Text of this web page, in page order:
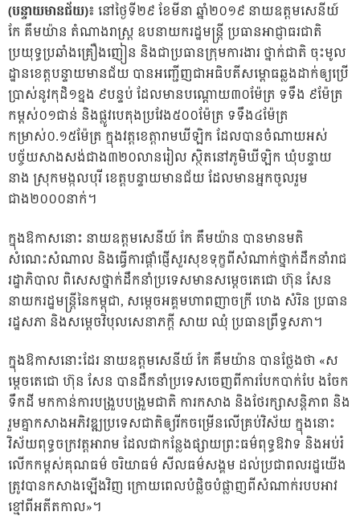
(បន្ទាយមានជ័យ)៖នៅថ្ងៃទី២៩ ខែមីនា ឆ្នាំ២០១៩ នាយឧត្តមសេនីយ៍
កែ គឹមយ៉ាន តំណាងរាស្រ្ត ឧបនាយករដ្ឋមន្ត្រី ប្រធានអាជ្ញាធរជាតិ
ប្រយុទ្ធប្រឆាំងគ្រឿងញៀន និងជាប្រធានក្រុមការងារ ថ្នាក់ជាតិ ចុះមូល
ដ្ឋានខេត្តបន្ទាយមានជ័យ បានអញ្ជើញជាអធិបតីសម្ពោធឆ្លងដាក់ឲ្យប្រើ
ប្រាស់នូវកុដិ១ខ្នង ៩បន្ទប់ ដែលមានបណ្តោយ៣០ម៉ែត្រ ទទឹង ៩ម៉ែត្រ
កម្ពស់០១ជាន់ និងផ្លូវបេតុងប្រវែង៥០០ម៉ែត្រ ទទឹង៤ម៉ែត្រ
កម្រាស់០.១៥ម៉ែត្រ ក្នុងវត្តខេត្តារាមឃីឡិក ដែលបានចំណាយអស់
បច្ច័យសាងសង់ជាង៣២០លានរៀល ស្ថិតនៅភូមិឃីឡិក ឃុំបន្ទាយ
នាង ស្រុកមង្កលបុរី ខេត្តបន្ទាយមានជ័យ ដែលមានអ្នកចូលរួម
ជាង២០០០នាក់។
ក្នុងឱកាសនោះ នាយឧត្តមសេនីយ៍ កែ គឹមយ៉ាន បានមានមតិ
សំណេះសំណាល និងធ្វើការផ្ដាំផ្ញើសួរសុខទុក្ខពីសំណាក់ថ្នាក់ដឹកនាំរាជ
រដ្ឋាភិបាល ពិសេសថ្នាក់ដឹកនាំប្រទេសមានសម្ដេចតេជោ ហ៊ុន សែន
នាយករដ្ឋមន្ត្រីនៃកម្ពុជា, សម្ដេចអគ្គមហាពញាចក្រី ហេង សំរិន ប្រធាន
រដ្ឋសភា និងសម្ដេចវិបុលសេនាភក្ដី សាយ ឈុំ ប្រធានព្រឹទ្ធសភា។
ក្នុងឱកាសនោះដែរ នាយឧត្តមសេនីយ៍ កែ គឹមយ៉ាន បានថ្លែងថា «ស
ម្តេចតេជោ ហ៊ុន សែន បានដឹកនាំប្រទេសចេញពីការបែកបាក់បែ ងចែក
ទឹកដី មកកាន់ការបង្រួបបង្រួមជាតិ ការកសាង និងថែរក្សាសន្តិភាព និង
រួមគ្នាកសាងអភិវឌ្ឍប្រទេសជាតិឲ្យរីកចម្រើនលើគ្រប់វិស័យ ក្នុងនោះ
វិស័យពុទ្ធចក្រវត្តអារាម ដែលជាកន្លែងផ្សាយព្រះធម៌ពុទ្ធឱវាទ និងអប់រំ
លើកកម្ពស់គុណធម៌ ចរិយាធម៌ សីលធម៌សង្គម ដល់ប្រជាពលរដ្ឋយើង
ត្រូវបានកសាងឡើងវិញ ក្រោយពេលបំផ្លិចបំផ្លាញពីសំណាក់របបអាវ
ខ្មៅពីអតីតកាល»។